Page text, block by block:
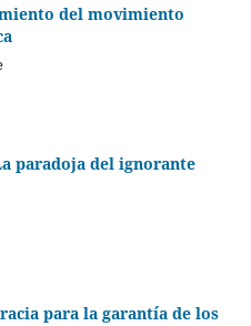
del movimiento
paradoja del ignorante
para la garantía de los